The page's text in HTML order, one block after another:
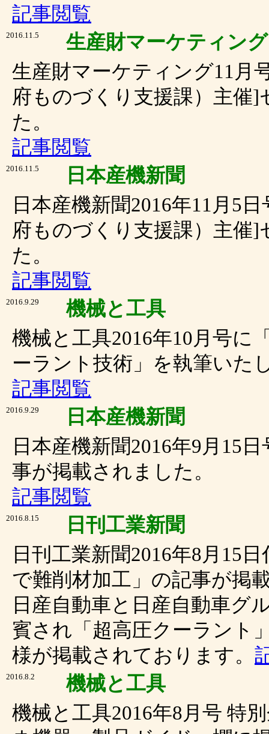
記事閲覧
2016.11.5
生産財マーケティング
生産財マーケティング11月
府ものづくり支援課）主催
た。
記事閲覧
2016.11.5
日本産機新聞
日本産機新聞2016年11月5
府ものづくり支援課）主催
た。
記事閲覧
2016.9.29
機械と工具
機械と工具2016年10月号に
ーラント技術」を執筆いた
記事閲覧
2016.9.29
日本産機新聞
日本産機新聞2016年9月15
事が掲載されました。
記事閲覧
2016.8.15
日刊工業新聞
日刊工業新聞2016年8月15
で難削材加工」の記事が掲
日産自動車と日産自動車グ
賓され「超高圧クーラント
様が掲載されております。
2016.8.2
機械と工具
機械と工具2016年8月号 特